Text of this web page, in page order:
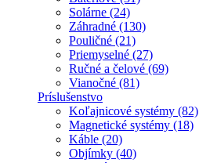
Solárne (24)
Záhradné (130)
Pouličné (21)
Priemyselné (27)
Ručné a čelové (69)
Vianočné (81)
Príslušenstvo
Koľajnicové systémy (82)
Magnetické systémy (18)
Káble (20)
Objímky (40)